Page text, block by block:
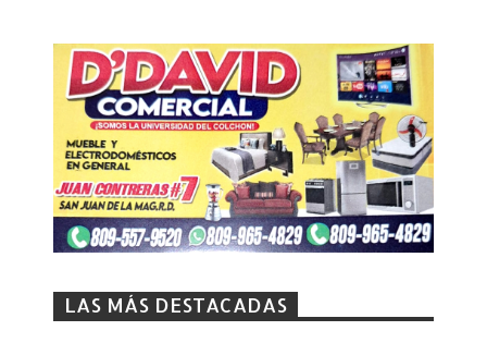
LAS MÁS DESTACADAS